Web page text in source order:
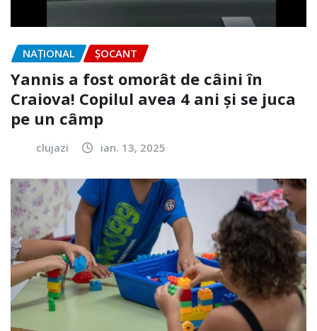
NAŢIONAL ȘOCANT
Yannis a fost omorât de câini în
Craiova! Copilul avea 4 ani și se juca
pe un câmp
clujazi ian. 13, 2025